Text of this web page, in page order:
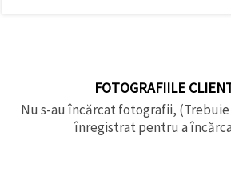
FOTOGRAFIILE
Nu s-au încărcat fotografii,
înregistrat pentru a